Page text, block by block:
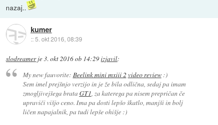
nazaj..
kumer
::5. okt 2016, 08:39
slodreamerje3. okt 2016 ob 14:29izjavil:
My new fauvorite: Beelink mini mxiii 2video review:)
Sem imel prejšnjo verzijo in je že bila odlična, sedaj pa imam
zmogljivejšega brataGT1, za katerega pa nisem prepričan če
upraviči višjo ceno. Ima pa dosti lepšo škatlo, manjši in bolj
ličen napajalnik, pa tudi lepše ohišje :)